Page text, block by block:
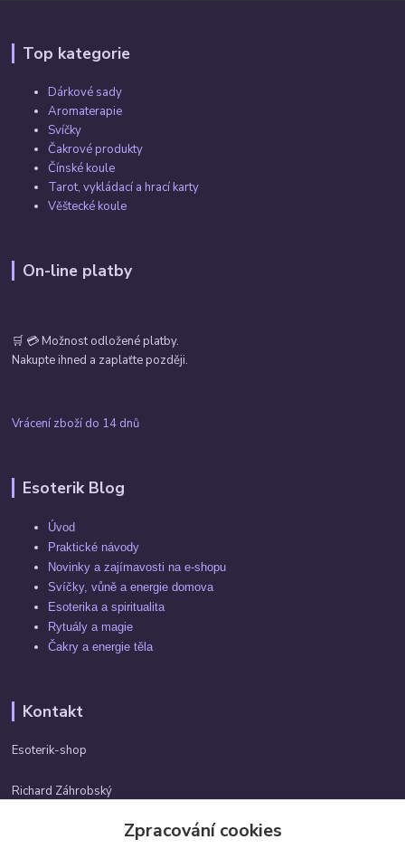
Top kategorie
Dárkové sady
Aromaterapie
Svíčky
Čakrové produkty
Čínské koule
Tarot, vykládací a hrací karty
Věštecké koule
On-line platby
🛒 💳 Možnost odložené platby.
Nakupte ihned a zaplaťte později.
Vrácení zboží do 14 dnů
Esoterik Blog
Úvod
Praktické návody
Novinky a zajímavosti na e-shopu
Svíčky, vůně a energie domova
Esoterika a spiritualita
Rytuály a magie
Čakry a energie těla
Kontakt
Esoterik-shop
Richard Záhrobský
Zpracování cookies